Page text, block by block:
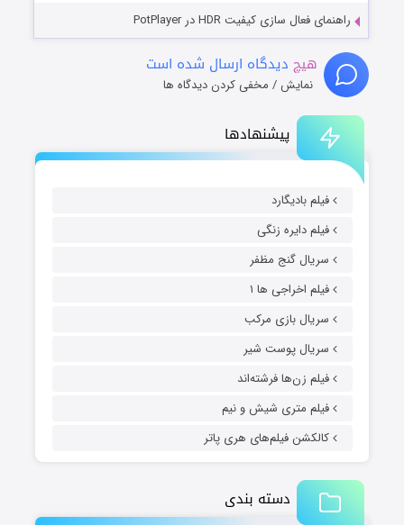
پیشنهادها
فیلم بادیگارد
فیلم دایره زنگی
سریال گنج مظفر
فیلم اخراجی ها ۱
سریال بازی مرکب
سریال پوست شیر
فیلم زن‌ها فرشته‌اند
فیلم متری شیش و نیم
کالکشن فیلم‌های هری پاتر
دسته بندی
راهنمای فعال سازی کیفیت HDR در PotPlayer
هیچ دیدگاه ارسال شده است
نمایش / مخفی کردن دیدگاه ها